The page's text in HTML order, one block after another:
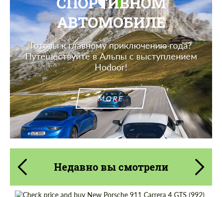
АВТОМОБИЛЕ
Готовы к главному приключению года?
Путешествуйте в Альпы с выступлением
Hodoor!
MORE
Недавно вы смотрели